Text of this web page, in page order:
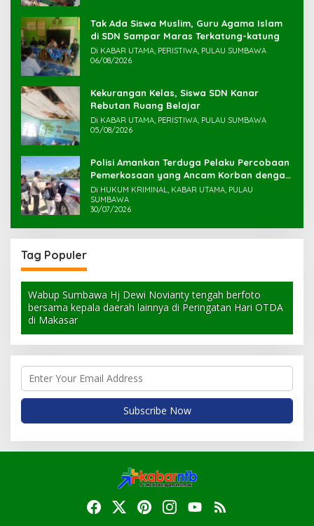
Tak Ada Siswa Muslim, Guru Agama Islam
di SDN Sampar Maras Terkatung-katung ‎
Di KABAR UTAMA, PERISTIWA, PULAU SUMBAWA
06/08/2026
Kekurangan Kelas, Siswa SDN Kanar
Rebutan Ruang Belajar
Di KABAR UTAMA, PERISTIWA, PULAU SUMBAWA
05/08/2026
Polisi Amankan Terduga Pelaku Percobaan
Pemerkosaan yang Ancam Korban dengan
Parang
Di HUKUM KRIMINAL, KABAR UTAMA, PULAU
SUMBAWA
30/07/2026
Tag Populer
Wabup Sumbawa Hj Dewi Novianty tengah berfoto
bersama kepala daerah lainnya di Peringatan Hari OTDA
di Makasar